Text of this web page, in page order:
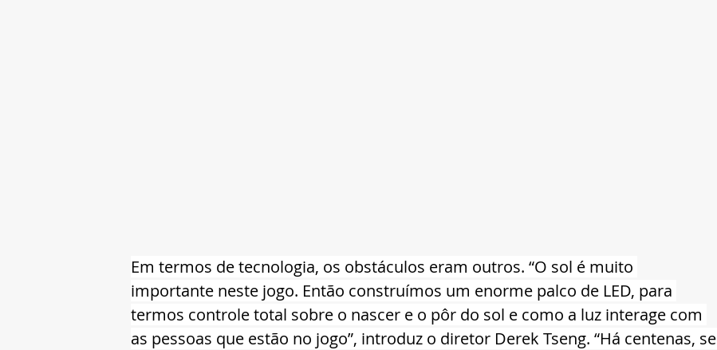
Em termos de tecnologia, os obstáculos eram outros. “O sol é muito
importante neste jogo. Então construímos um enorme palco de LED, para
termos controle total sobre o nascer e o pôr do sol e como a luz interage com
as pessoas que estão no jogo”, introduz o diretor Derek Tseng. “Há centenas, se